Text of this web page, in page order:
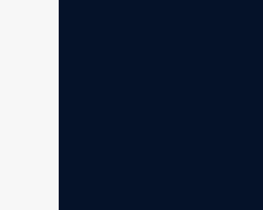
Website ini dikelola oleh tim Golden Egg
website ini tunduk pada hukum yang berlaku di
Status distributor
• Pemilik website ini adalah Distributor
• Kami bukan merupakan kantor pusat
• Transaksi pembelian unit mesin